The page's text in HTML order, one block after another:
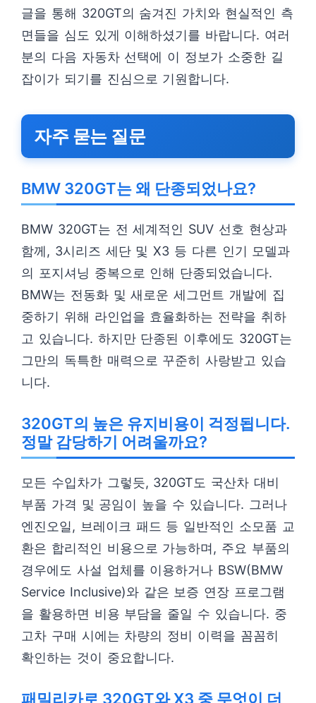
글을 통해 320GT의 숨겨진 가치와 현실적인 측
면들을 심도 있게 이해하셨기를 바랍니다. 여러
분의 다음 자동차 선택에 이 정보가 소중한 길
잡이가 되기를 진심으로 기원합니다.
자주 묻는 질문
BMW 320GT는 왜 단종되었나요?
BMW 320GT는 전 세계적인 SUV 선호 현상과
함께, 3시리즈 세단 및 X3 등 다른 인기 모델과
의 포지셔닝 중복으로 인해 단종되었습니다.
BMW는 전동화 및 새로운 세그먼트 개발에 집
중하기 위해 라인업을 효율화하는 전략을 취하
고 있습니다. 하지만 단종된 이후에도 320GT는
그만의 독특한 매력으로 꾸준히 사랑받고 있습
니다.
320GT의 높은 유지비용이 걱정됩니다.
정말 감당하기 어려울까요?
모든 수입차가 그렇듯, 320GT도 국산차 대비
부품 가격 및 공임이 높을 수 있습니다. 그러나
엔진오일, 브레이크 패드 등 일반적인 소모품 교
환은 합리적인 비용으로 가능하며, 주요 부품의
경우에도 사설 업체를 이용하거나 BSW(BMW
Service Inclusive)와 같은 보증 연장 프로그램
을 활용하면 비용 부담을 줄일 수 있습니다. 중
고차 구매 시에는 차량의 정비 이력을 꼼꼼히
확인하는 것이 중요합니다.
패밀리카로 320GT와 X3 중 무엇이 더